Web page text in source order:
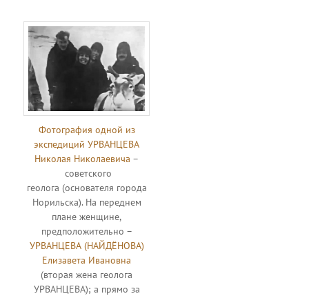
Фотография одной из
экспедиций УРВАНЦЕВА
Николая Николаевича –
советского
геолога (основателя города
Норильска). На переднем
плане женщине,
предположительно –
УРВАНЦЕВА (НАЙДЁНОВА)
Елизавета Ивановна
(вторая жена геолога
УРВАНЦЕВА); а прямо за